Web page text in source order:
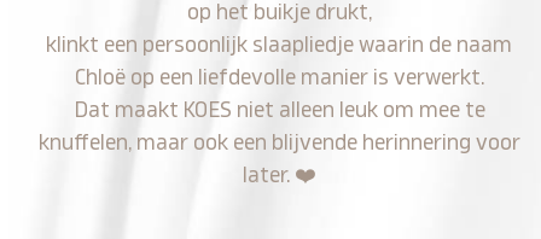
op het buikje drukt,
klinkt een persoonlijk slaapliedje waarin de naam
Chloë op een liefdevolle manier is verwerkt.
Dat maakt KOES niet alleen leuk om mee te
knuffelen, maar ook een blijvende herinnering voor
later. ❤️